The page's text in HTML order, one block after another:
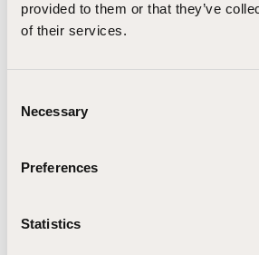
provided to them or that they’ve
of their services.
Selection
Necessary
Preferences
Statistics
Vammaistyön osaamisala